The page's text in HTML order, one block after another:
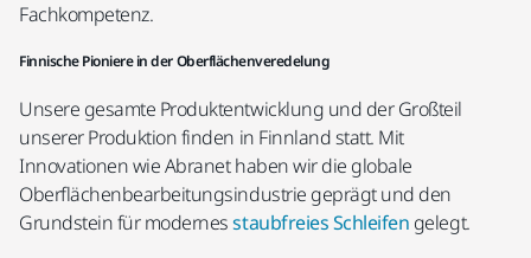
Fachkompetenz.
Finnische Pioniere in der Oberflächenveredelung
Unsere gesamte Produktentwicklung und der Großteil
unserer Produktion finden in Finnland statt. Mit
Innovationen wie Abranet haben wir die globale
Oberflächenbearbeitungsindustrie geprägt und den
Grundstein für modernesstaubfreies Schleifen gelegt.